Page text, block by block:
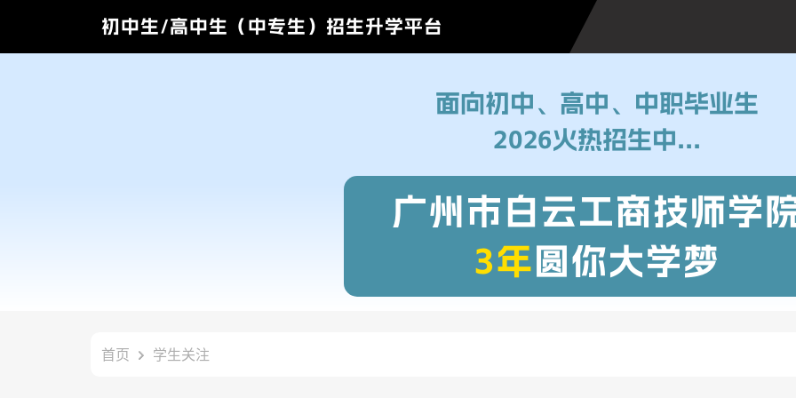
初中生/高中生（中专生）招生升学平台
面向初中、高中、中职毕业生
2026火热招生中...
广州市白云工商技师学
3年圆你大学梦
首页 学生关注